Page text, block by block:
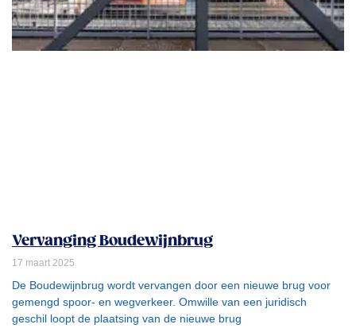
Vervanging Boudewijnbrug
17 maart 2025
De Boudewijnbrug wordt vervangen door een nieuwe brug voor
gemengd spoor- en wegverkeer. Omwille van een juridisch
geschil loopt de plaatsing van de nieuwe brug